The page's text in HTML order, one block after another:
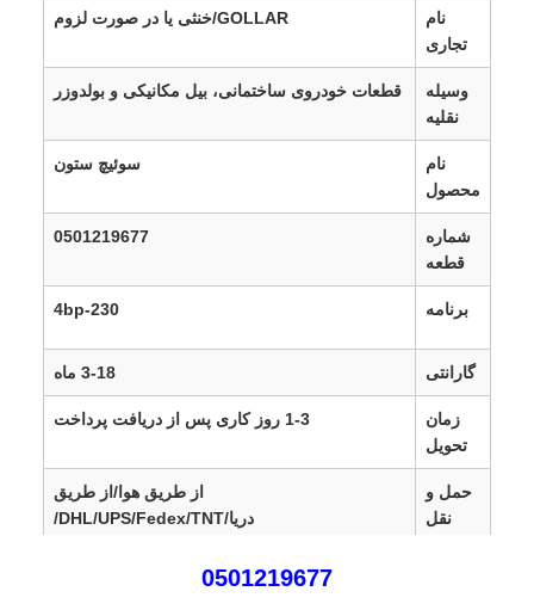
نام
تجاری
GOLLAR/خنثی یا در صورت لزوم
وسیله
نقلیه
قطعات خودروی ساختمانی، بیل مکانیکی و بولدوزر
نام
محصول
سوئیچ ستون
شماره
قطعه
0501219677
برنامه 4bp-230
گارانتی 3-18 ماه
زمان
تحویل
1-3 روز کاری پس از دریافت پرداخت
حمل و
نقل
از طریق هوا/از طریق
دریا/DHL/UPS/Fedex/TNT/
PLN، TRY، AUD، JPY0501219677